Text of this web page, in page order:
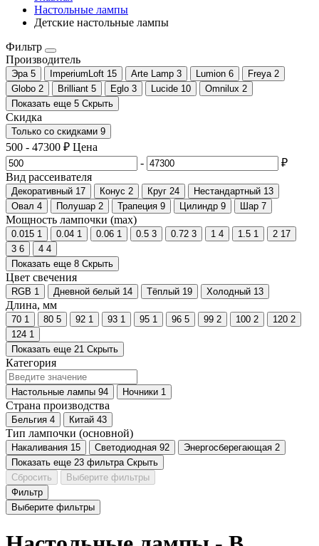
Настольные лампы
Детские настольные лампы
Фильтр
Производитель
Эра 5 ImperiumLoft 15 Arte Lamp 3 Lumion 6 Freya 2
Globo 2 Brilliant 5 Eglo 3 Lucide 10 Omnilux 2
Показать еще 5 Скрыть
Скидка
Только со cкидками 9
500 - 47300 ₽ Цена
-
₽
Вид рассеивателя
Декоративный 17 Конус 2 Круг 24 Нестандартный 13
Овал 4 Полушар 2 Трапеция 9 Цилиндр 9 Шар 7
Мощность лампочки (max)
0.015 1 0.04 1 0.06 1 0.5 3 0.72 3 1 4 1.5 1 2 17
3 6 4 4
Показать еще 8 Скрыть
Цвет свечения
RGB 1 Дневной белый 14 Тёплый 19 Холодный 13
Длина, мм
70 1 80 5 92 1 93 1 95 1 96 5 99 2 100 2 120 2
124 1
Показать еще 21 Скрыть
Категория
Настольные лампы 94 Ночники 1
Страна производства
Бельгия 4 Китай 43
Тип лампочки (основной)
Накаливания 15 Светодиодная 92 Энергосберегающая 2
Показать еще 23 фильтра Скрыть
Сбросить
Выберите фильтры
Фильтр
Выберите фильтры